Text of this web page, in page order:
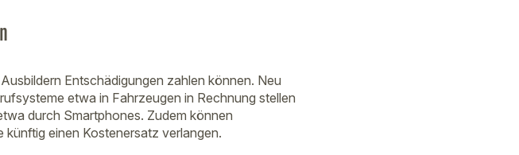
Entschädigungen zahlen können. Neu
etwa in Fahrzeugen in Rechnung stellen
durch Smartphones. Zudem können
einen Kostenersatz verlangen.